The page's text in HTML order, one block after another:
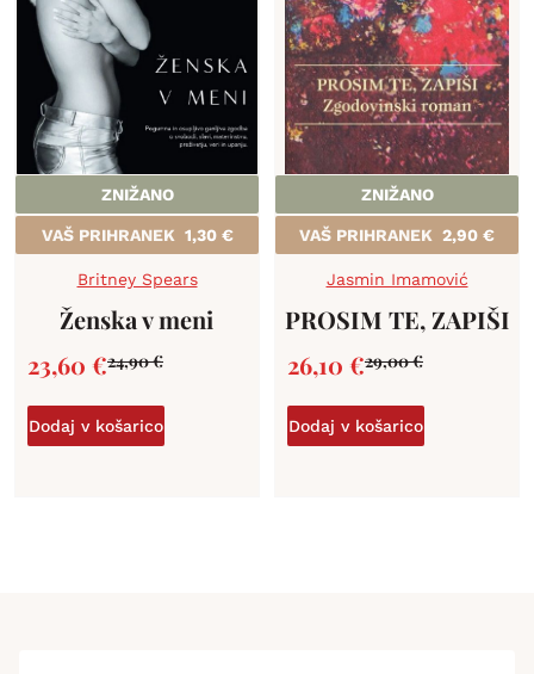
ZNIŽANO
VAŠ PRIHRANEK 1,30 €
Britney Spears
Ženska v meni
24,90€
23,60 €
Dodaj v košarico
ZNIŽANO
VAŠ PRIHRANEK 2,90 €
Jasmin Imamović
PROSIM TE, ZAPIŠI
29,00€
26,10 €
Dodaj v košarico